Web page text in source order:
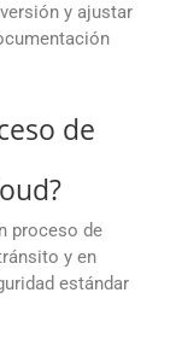
y ajustar
de
proceso de
y en
estándar